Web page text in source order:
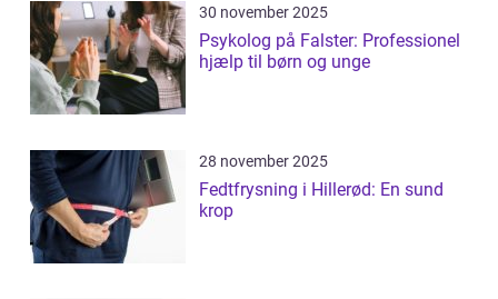
30 november 2025
Psykolog på Falster: Professionel
hjælp til børn og unge
28 november 2025
Fedtfrysning i Hillerød: En sund
krop